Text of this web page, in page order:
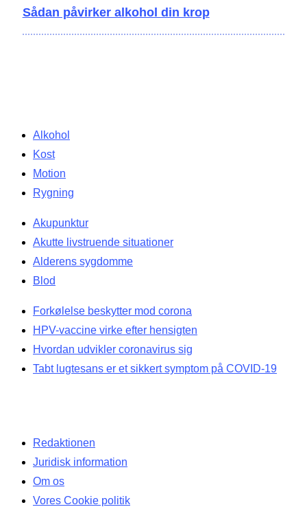
Sådan påvirker alkohol din krop
Alkohol
Kost
Motion
Rygning
Akupunktur
Akutte livstruende situationer
Alderens sygdomme
Blod
Forkølelse beskytter mod corona
HPV-vaccine virke efter hensigten
Hvordan udvikler coronavirus sig
Tabt lugtesans er et sikkert symptom på COVID-19
Redaktionen
Juridisk information
Om os
Vores Cookie politik